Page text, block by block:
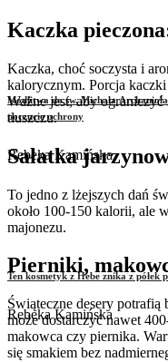
Modlitwa do św. Michała
poczucie ochrony
Rebeka Kamińska
Ten kosmetyk z Hebe znika z
Rebeka Kamińska
Kaczka
Kaczka, choć soczysta i
kalorycznym. Porcja
Ważne jest, aby
tłuszczu.
Sałatka
To jedno z lżejszych dań
około 100-150 kalorii, ale
majonezu.
Pierniki,
Świąteczne desery potrafią
może dostarczyć nawet
makowca czy piernika.
się smakiem bez